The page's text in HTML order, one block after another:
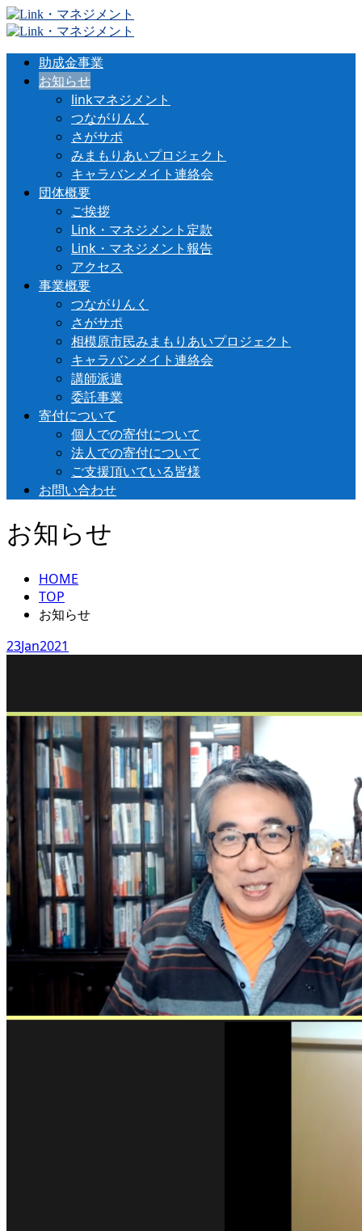
助成金事業
お知らせ
linkマネジメント
つながりんく
さがサポ
みまもりあいプロジェクト
キャラバンメイト連絡会
団体概要
ご挨拶
Link・マネジメント定款
Link・マネジメント報告
アクセス
事業概要
つながりんく
さがサポ
相模原市民みまもりあいプロジェクト
キャラバンメイト連絡会
講師派遣
委託事業
寄付について
個人での寄付について
法人での寄付について
ご支援頂いている皆様
お問い合わせ
お知らせ
HOME
TOP
お知らせ
23Jan2021